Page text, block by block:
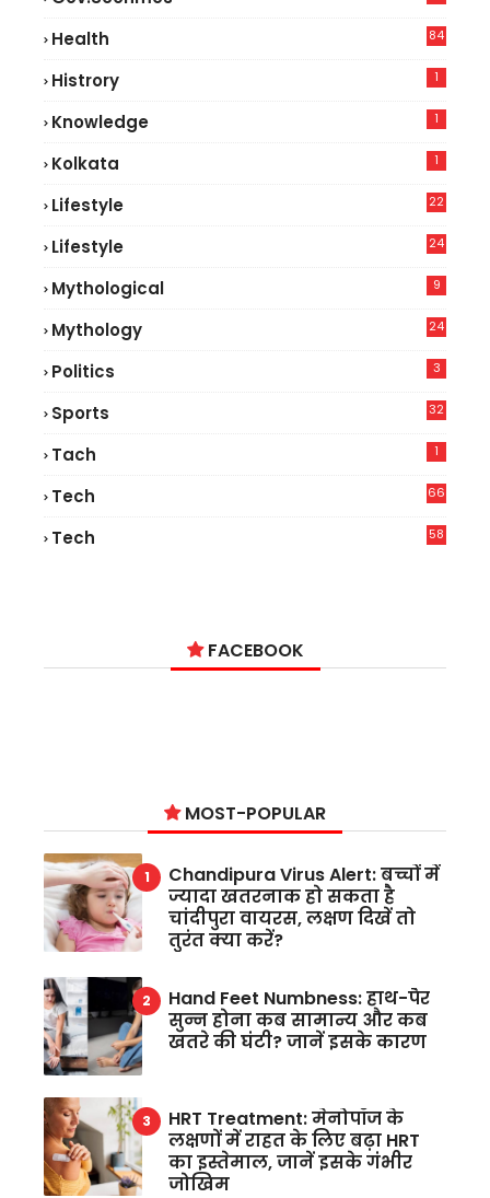
Health
84
Histrory 1
Knowledge 1
Kolkata 1
Lifestyle
22
Lifestyle
24
Mythological 9
Mythology 24
Politics 3
Sports 32
Tach 1
Tech
66
Tech
58
FACEBOOK
MOST-POPULAR
Chandipura Virus Alert: बच्चों में
ज्यादा खतरनाक हो सकता है
चांदीपुरा वायरस, लक्षण दिखें तो
तुरंत क्या करें?
Hand Feet Numbness: हाथ-पैर
सुन्न होना कब सामान्य और कब
खतरे की घंटी? जानें इसके कारण
HRT Treatment: मेनोपॉज के
लक्षणों में राहत के लिए बढ़ा HRT
का इस्तेमाल, जानें इसके गंभीर
जोखिम